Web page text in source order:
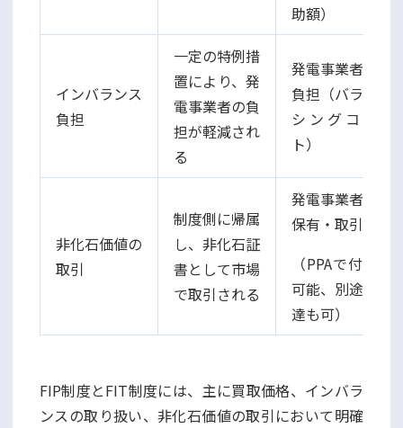
助額）
インバランス
負担
一定の特例措
置により、発
電事業者の負
担が軽減され
る
発電事業者が
負担（バラン
シングコス
ト）
非化石価値の
取引
制度側に帰属
し、非化石証
書として市場
で取引される
発電事業者が
保有・取引
（PPAで付帯
可能、別途調
達も可）
FIP制度とFIT制度には、主に買取価格、インバラ
ンスの取り扱い、非化石価値の取引において明確